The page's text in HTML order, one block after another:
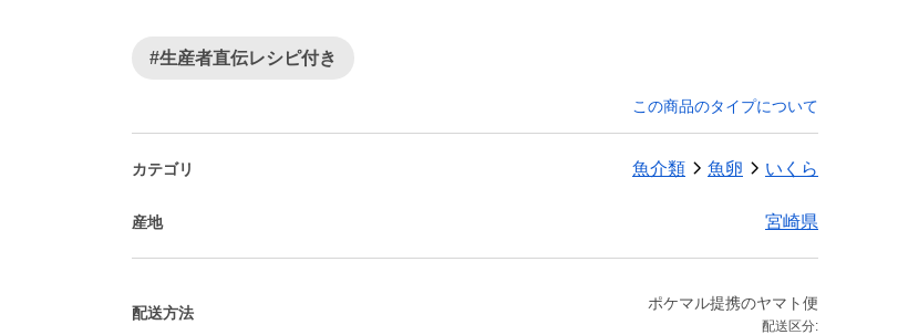
#生産者直伝レシピ付き
この商品のタイプについて
カテゴリ 魚介類 魚卵 いくら
産地 宮崎県
配送方法
ポケマル提携のヤマト便
配送区分: